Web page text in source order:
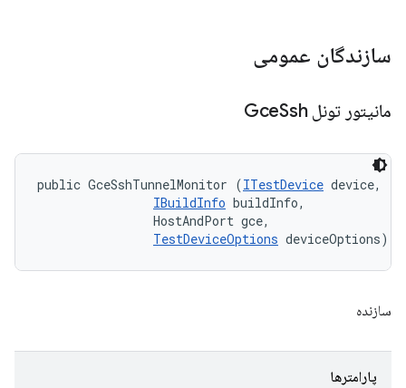
سازندگان عمومی
مانیتور تونل GceSsh
public GceSshTunnelMonitor (ITestDevice device,
IBuildInfo buildInfo,
                HostAndPort gce,
TestDeviceOptions deviceOptions)
سازنده
پارامترها